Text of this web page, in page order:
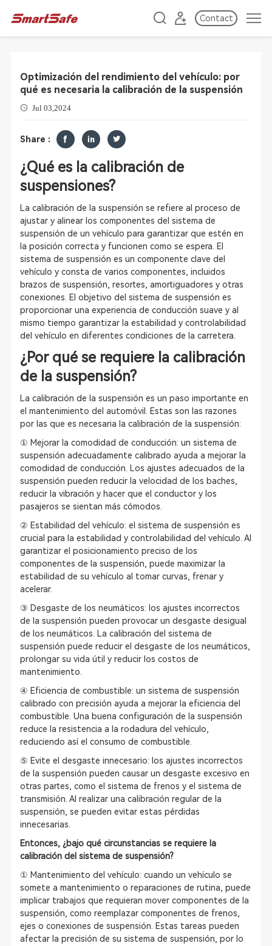
Contact
Optimización del rendimiento del vehículo: por
qué es necesaria la calibración de la suspensión
Jul 03,2024
Share :
¿Qué es la calibración de
suspensiones?
La calibración de la suspensión se refiere al proceso de
ajustar y alinear los componentes del sistema de
suspensión de un vehículo para garantizar que estén en
la posición correcta y funcionen como se espera. El
sistema de suspensión es un componente clave del
vehículo y consta de varios componentes, incluidos
brazos de suspensión, resortes, amortiguadores y otras
conexiones. El objetivo del sistema de suspensión es
proporcionar una experiencia de conducción suave y al
mismo tiempo garantizar la estabilidad y controlabilidad
del vehículo en diferentes condiciones de la carretera.
¿Por qué se requiere la calibración
de la suspensión?
La calibración de la suspensión es un paso importante en
el mantenimiento del automóvil. Estas son las razones
por las que es necesaria la calibración de la suspensión:
① Mejorar la comodidad de conducción: un sistema de
suspensión adecuadamente calibrado ayuda a mejorar la
comodidad de conducción. Los ajustes adecuados de la
suspensión pueden reducir la velocidad de los baches,
reducir la vibración y hacer que el conductor y los
pasajeros se sientan más cómodos.
② Estabilidad del vehículo: el sistema de suspensión es
crucial para la estabilidad y controlabilidad del vehículo. Al
garantizar el posicionamiento preciso de los
componentes de la suspensión, puede maximizar la
estabilidad de su vehículo al tomar curvas, frenar y
acelerar.
③ Desgaste de los neumáticos: los ajustes incorrectos
de la suspensión pueden provocar un desgaste desigual
de los neumáticos. La calibración del sistema de
suspensión puede reducir el desgaste de los neumáticos,
prolongar su vida útil y reducir los costos de
mantenimiento.
④ Eficiencia de combustible: un sistema de suspensión
calibrado con precisión ayuda a mejorar la eficiencia del
combustible. Una buena configuración de la suspensión
reduce la resistencia a la rodadura del vehículo,
reduciendo así el consumo de combustible.
⑤ Evite el desgaste innecesario: los ajustes incorrectos
de la suspensión pueden causar un desgaste excesivo en
otras partes, como el sistema de frenos y el sistema de
transmisión. Al realizar una calibración regular de la
suspensión, se pueden evitar estas pérdidas
innecesarias.
Entonces, ¿bajo qué circunstancias se requiere la
calibración del sistema de suspensión?
① Mantenimiento del vehículo: cuando un vehículo se
somete a mantenimiento o reparaciones de rutina, puede
implicar trabajos que requieran mover componentes de la
suspensión, como reemplazar componentes de frenos,
ejes o conexiones de suspensión. Estas tareas pueden
afectar la precisión de su sistema de suspensión, por lo